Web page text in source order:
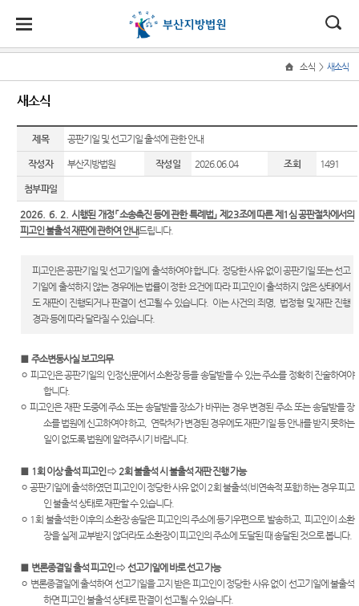
법원
소개
법원장
인사말
연혁
조직 및
전화번
재판개
정 및
법정안
관할구
역
등기국
청사안
찾아오
시는길
지원
소개
동부지
원
서부지
원
소식
새소식
우리법
원 주요
판결
포토뉴
스
연구회
자료실
법원게
시판
E-mail
Club
민원
민원안
내
법률상
담안내
자주묻
는질문
유관기
관안내
장애인·
외국인
을 위한
우선지
원센터
재판기
록열람
약
무인등
본발급
기 안내
정보
사건검
색
판결서
사본 제
공신청
인터넷
열람
소통
법원에
바란다
부조리
신고센
터
칭찬합
법원견
학
정보공
소식 > 새소식
새소식
제목 공판기일 및 선고기일 출석에 관한 안내
작성자 부산지방법원 작성일 2026.06.04 조회 1491
첨부파일
2026. 6. 2. 시행된 개정「소송촉진 등에 관한 특례법」제 23조에 따른 제 1심 공판절차에서의
피고인 불출석 재판에 관하여 안내드립니다.
피고인은 공판기일 및 선고기일에 출석하여야 합니다. 정당한 사유 없이 공판기일 또는 선고
기일에 출석하지 않는 경우에는 법률이 정한 요건에 따라피고인이 출석하지 않은 상태에서
도 재판이 진행되거나 판결이 선고될 수 있습니다. 이는 사건의 죄명, 법정형 및 재판 진행
경과 등에 따라달라질 수 있습니다.
■주소변동사실 보고의무
ㅇ 피고인은공판기일의 인정신문에서 소환장 등을 송달받을 수 있는 주소를 정확히 진술하여야
합니다.
ㅇ 피고인은 재판 도중에 주소 또는 송달받을 장소가 바뀌는 경우 변경된 주소 또는 송달받을 장
소를 법원에 신고하여야 하고, 연락처가 변경된 경우에도 재판기일 등 안내를 받지 못하는
일이 없도록 법원에 알려주시기 바랍니다.
■ 1회 이상 출석 피고인⇨ 2회 불출석 시 불출석 재판 진행 가능
ㅇ 공판기일에 출석하였던 피고인이 정당한 사유 없이 2회 불출석(비연속적 포함)하는 경우 피고
인 불출석 상태로 재판할 수 있습니다.
ㅇ 1회 불출석한 이후의 소환장 송달은 피고인의 주소에 등기우편으로 발송하고, 피고인이 소환
장을 실제 교부받지 않더라도 소환장이 피고인의 주소에 도달된 때 송달된 것으로 봅니다.
■ 변론종결일 출석 피고인⇨선고기일에 바로 선고 가능
ㅇ 변론종결일에 출석하여 선고기일을 고지 받은 피고인이 정당한 사유 없이 선고기일에 불출석
하면 피고인 불출석 상태로 판결이 선고될 수 있습니다.
원
소
민
원
정
보
소